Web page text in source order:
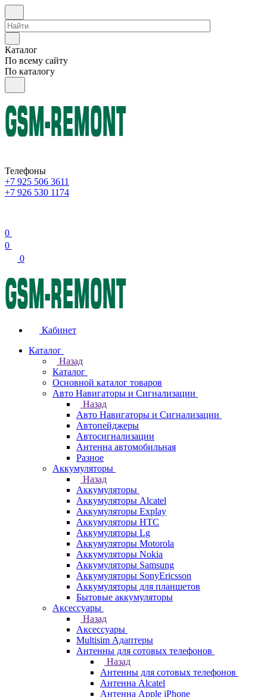
Каталог
По всему сайту
По каталогу
Телефоны
+7 925 506 3611
+7 926 530 1174
0
0
0
Кабинет
Каталог
Назад
Каталог
Основной каталог товаров
Авто Навигаторы и Сигнализации
Назад
Авто Навигаторы и Сигнализации
Автопейджеры
Автосигнализации
Антенна автомобильная
Разное
Аккумуляторы
Назад
Аккумуляторы
Аккумуляторы Alcatel
Аккумуляторы Explay
Аккумуляторы HTC
Аккумуляторы Lg
Аккумуляторы Motorola
Аккумуляторы Nokia
Аккумуляторы Samsung
Аккумуляторы SonyEricsson
Аккумуляторы для планшетов
Бытовые аккумуляторы
Аксессуары
Назад
Аксессуары
Multisim Адаптеры
Антенны для сотовых телефонов
Назад
Антенны для сотовых телефонов
Антенна Alcatel
Антенна Apple iPhone